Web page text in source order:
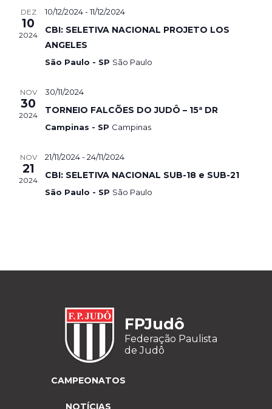
de
DEZ
10
2024
10/12/2024-11/12/2024
CBI: SELETIVA NACIONAL PROJETO LOS
ANGELES
São Paulo - SP São Paulo
NOV
30
2024
30/11/2024
TORNEIO FALCÕES DO JUDÔ – 15ª DR
Campinas - SP Campinas
NOV
21
2024
21/11/2024-24/11/2024
CBI: SELETIVA NACIONAL SUB-18 e SUB-21
São Paulo - SP São Paulo
FPJudô
Federação Paulista
de Judô
CAMPEONATOS
NOTÍCIAS